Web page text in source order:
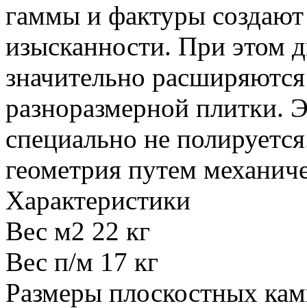
гаммы и фактуры
изысканности. При этом
значительно
разноразмерной плитки.
специально не
геометрия путем
Характеристики
Вес м2 22 кг
Вес п/м 17 кг
Размеры плоскостных